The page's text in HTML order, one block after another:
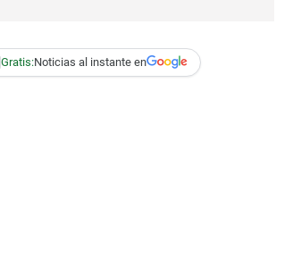
Gratis:Noticias al instante en